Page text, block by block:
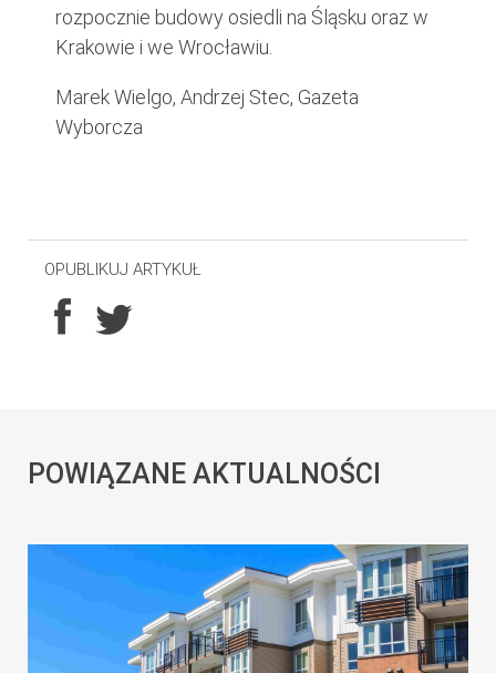
rozpocznie budowy osiedli na Śląsku oraz w
Krakowie i we Wrocławiu.
Marek Wielgo, Andrzej Stec, Gazeta
Wyborcza
OPUBLIKUJ ARTYKUŁ
POWIĄZANE AKTUALNOŚCI